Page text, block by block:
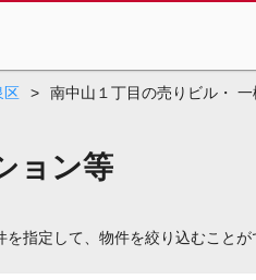
区 > 南中山１丁目の売りビル・
ョン等
指定して、物件を絞り込むことが